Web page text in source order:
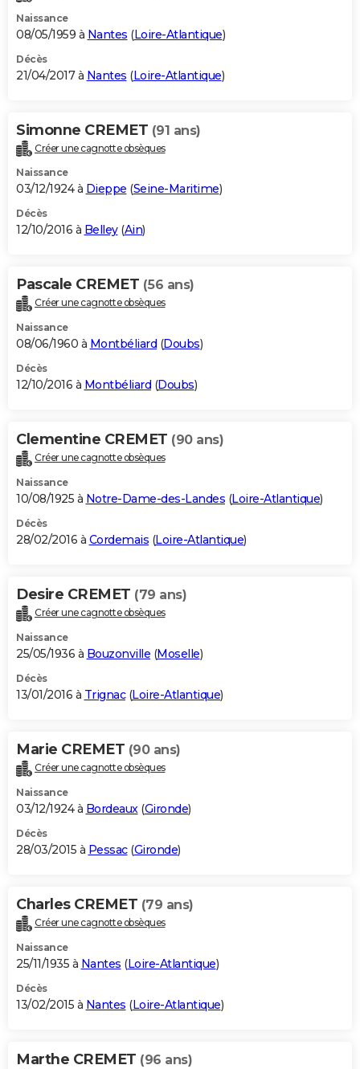
Naissance
08/05/1959 à Nantes (Loire-Atlantique)
Décès
21/04/2017 à Nantes (Loire-Atlantique)
Simonne CREMET (91 ans)
Créer une cagnotte obsèques
Naissance
03/12/1924 à Dieppe (Seine-Maritime)
Décès
12/10/2016 à Belley(Ain)
Pascale CREMET (56 ans)
Créer une cagnotte obsèques
Naissance
08/06/1960 à Montbéliard (Doubs)
Décès
12/10/2016 à Montbéliard (Doubs)
Clementine CREMET (90 ans)
Créer une cagnotte obsèques
Naissance
10/08/1925 à Notre-Dame-des-Landes (Loire-Atlantique)
Décès
28/02/2016 à Cordemais (Loire-Atlantique)
Desire CREMET (79 ans)
Créer une cagnotte obsèques
Naissance
25/05/1936 à Bouzonville (Moselle)
Décès
13/01/2016 à Trignac(Loire-Atlantique)
Marie CREMET (90 ans)
Créer une cagnotte obsèques
Naissance
03/12/1924 à Bordeaux(Gironde)
Décès
28/03/2015 à Pessac(Gironde)
Charles CREMET (79 ans)
Créer une cagnotte obsèques
Naissance
25/11/1935 à Nantes (Loire-Atlantique)
Décès
13/02/2015 à Nantes (Loire-Atlantique)
Marthe CREMET (96 ans)